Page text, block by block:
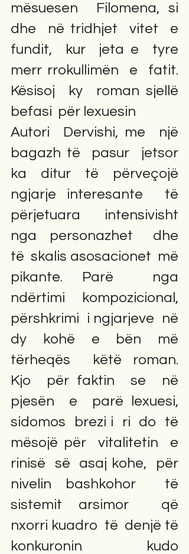
mësuesen  Filomena, si
dhe  në tridhjet  vitet  e
fundit,  kur  jeta e  tyre
merr rrokullimën  e  fatit.
Kësisoj  ky  roman sjellë
befasi  për lexuesin
Autori  Dervishi, me  një
bagazh të  pasur  jetsor
ka  ditur  të  përveçojë
ngjarje interesante  të
përjetuara intensivisht
nga  personazhet   dhe
të  skalis asosacionet  më
pikante. Parë  nga
ndërtimi kompozicional,
përshkrimi  i ngjarjeve  në
dy  kohë  e  bën  më
tërheqës  këtë roman.
Kjo  për faktin  se  në
pjesën  e  parë lexuesi,
sidomos  brezi i  ri  do  të
mësojë për  vitalitetin  e
rinisë  së  asaj kohe,  për
nivelin bashkohor  të
sistemit arsimor  që
nxorri kuadro  të  denjë të
konkuronin  kudo